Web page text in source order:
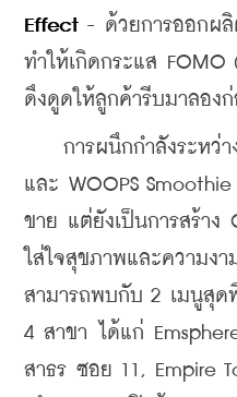
Effect - ด้วยการออกผลิ
ทำให้เกิดกระแส FOMO
ดึงดูดให้ลูกค้ารีบมาลอง
การผนึกกำลังระหว่า
และ WOOPS
ขาย แต่ยังเป็นการสร้า
ใส่ใจสุขภาพและความง
สามารถพบกับ 2 เมนูสุด
4 สาขา ได้แก่
สาธร ซอย 11, Empire